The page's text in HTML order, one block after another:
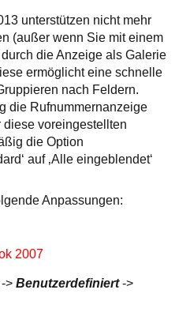
unterstützen nicht mehr
(außer wenn Sie mit einem
die Anzeige als Galerie
ermöglicht eine schnelle
nach Feldern.
die Rufnummernanzeige
voreingestellten
die Option
auf ‚Alle eingeblendet‘
Anpassungen:
2007
-> Benutzerdefiniert->